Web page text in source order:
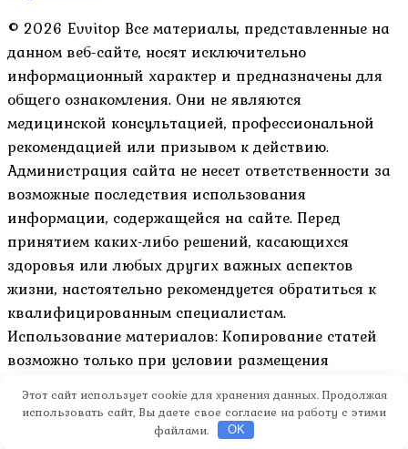
© 2026 Evvitop Все материалы, представленные на
данном веб-сайте, носят исключительно
информационный характер и предназначены для
общего ознакомления. Они не являются
медицинской консультацией, профессиональной
рекомендацией или призывом к действию.
Администрация сайта не несет ответственности за
возможные последствия использования
информации, содержащейся на сайте. Перед
принятием каких-либо решений, касающихся
здоровья или любых других важных аспектов
жизни, настоятельно рекомендуется обратиться к
квалифицированным специалистам.
Использование материалов: Копирование статей
возможно только при условии размещения
указание авторства.
Этот сайт использует cookie для хранения данных. Продолжая
использовать сайт, Вы даете свое согласие на работу с этими
файлами.
OK